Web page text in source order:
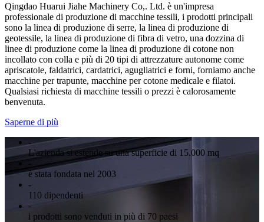
Qingdao Huarui Jiahe Machinery Co,. Ltd. è un'impresa
professionale di produzione di macchine tessili, i prodotti principali
sono la linea di produzione di serre, la linea di produzione di
geotessile, la linea di produzione di fibra di vetro, una dozzina di
linee di produzione come la linea di produzione di cotone non
incollato con colla e più di 20 tipi di attrezzature autonome come
apriscatole, faldatrici, cardatrici, agugliatrici e forni, forniamo anche
macchine per trapunte, macchine per cotone medicale e filatoi.
Qualsiasi richiesta di macchine tessili o prezzi è calorosamente
benvenuta.
Saperne di più
-
L'azienda si estende su una superficie di 15.000 mq
-
è stata fondata nel 2003
-
110 dipendenti
-
i prodotti sono venduti in più di 70 paesi